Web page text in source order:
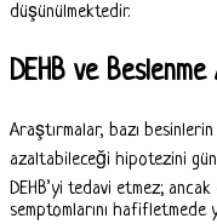
düşünülmektedir.
DEHB ve
Araştırmalar, bazı besinlerin
azaltabileceği hipotezini
DEHB’yi tedavi etmez;
semptomlarını hafifletmede